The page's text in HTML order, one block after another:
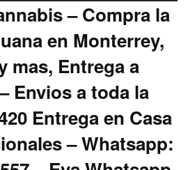
– Compra la
en Monterrey,
mas, Entrega a
Envios a toda la
Entrega en Casa
– Whatsapp: